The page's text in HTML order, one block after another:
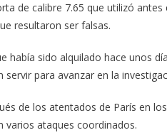
de calibre 7.65 que utilizó
resultaron ser falsas.
había sido alquilado hace unos
para avanzar en la
de los atentados de París en
varios ataques coordinados.